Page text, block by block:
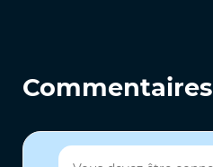
Commentaires